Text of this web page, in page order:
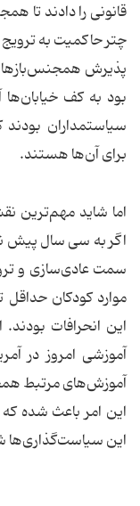
قانونی را دادند تا
چتر حاکمیت به ترویج
پذیرش همجنس‌بازها
بود به کف خیابان‌ها
سیاستمداران
برای آن‌ها هستند.
اما شاید مهم‌ترین
اگر به سی سال پیش
سمت عادی‌سازی و
موارد کودکان
این انحرافات
آموزشی امروز در
آموزش‌های مرتبط
این امر باعث شده
این سیاست‌گذاری‌ها